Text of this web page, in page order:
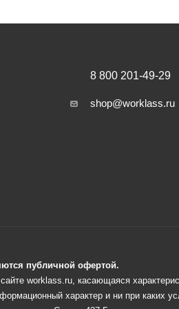
8 800 201-49-29
shop@worklass.ru
публичной офертой.
worklass.ru, касающаяся
характер и ни при каких